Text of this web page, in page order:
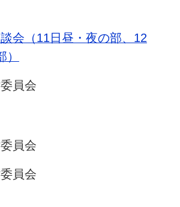
会（11日昼・夜の部、12
員会
員会
員会